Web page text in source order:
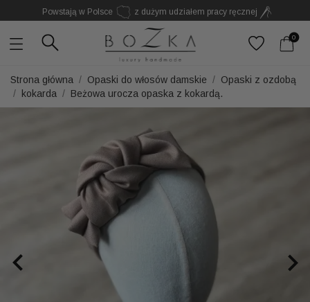
Powstają w Polsce z dużym udziałem pracy ręcznej
Twój znak rozpoznawczy. Nie kolejny dodatek 0
Strona główna Opaski do włosów damskie
Opaski z ozdobą
kokarda
Beżowa urocza opaska z kokardą.
 